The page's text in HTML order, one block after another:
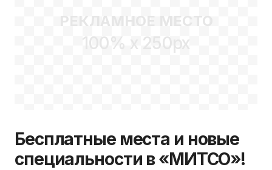
РЕКЛАМНОЕ МЕСТО
100% x 250px
Бесплатные места и новые
специальности в «МИТСО»!